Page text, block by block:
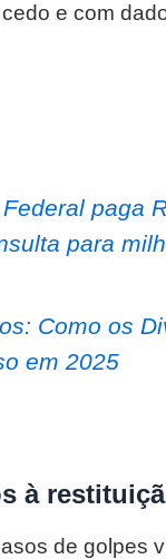
e com
paga
para
Como os
em 2025
à
de golpes